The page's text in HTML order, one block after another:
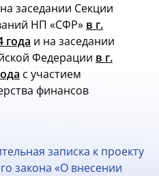
заседании Секции
НП «СФР» в г.
года и на заседании
Федерации в г.
с участием
финансов
записка к проекту
закона «О внесении